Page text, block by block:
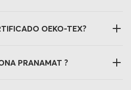
OEKO-TEX?
PRANAMAT ?